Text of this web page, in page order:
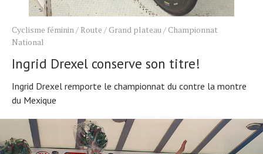
Cyclisme féminin/ Route / Grand plateau/ Championnat
National
Ingrid Drexel conserve son titre!
Ingrid Drexel remporte le championnat du contre la montre
du Mexique